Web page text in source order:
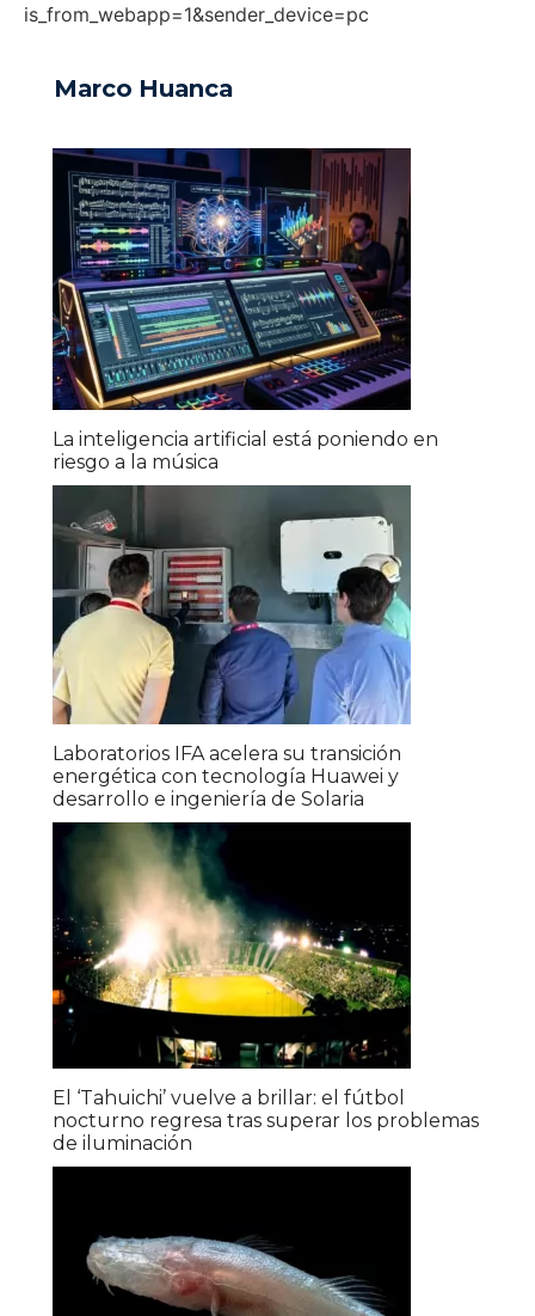
is_from_webapp=1&sender_device=pc
Marco Huanca
La inteligencia artificial está poniendo en
riesgo a la música
Laboratorios IFA acelera su transición
energética con tecnología Huawei y
desarrollo e ingeniería de Solaria
El ‘Tahuichi’ vuelve a brillar: el fútbol
nocturno regresa tras superar los problemas
de iluminación